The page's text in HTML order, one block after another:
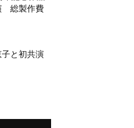
総製作費
と初共演